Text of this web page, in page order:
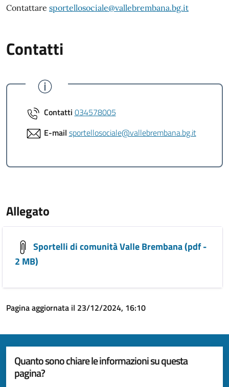
Contattare sportellosociale@vallebrembana.bg.it
Contatti
Contatti 034578005
E-mail sportellosociale@vallebrembana.bg.it
Allegato
Sportelli di comunità Valle Brembana (pdf -
2 MB)
Pagina aggiornata il 23/12/2024, 16:10
Quanto sono chiare le informazioni su questa
pagina?